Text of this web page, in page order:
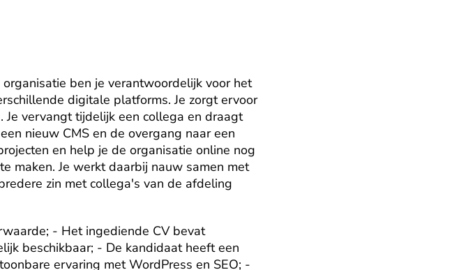
ben je verantwoordelijk voor het
digitale platforms. Je zorgt ervoor
vervangt tijdelijk een collega en draagt
nieuw CMS en de overgang naar een
en help je de organisatie online nog
maken. Je werkt daarbij nauw samen met
zin met collega's van de afdeling
- Het ingediende CV bevat
beschikbaar; - De kandidaat heeft een
ervaring met WordPress en SEO; -